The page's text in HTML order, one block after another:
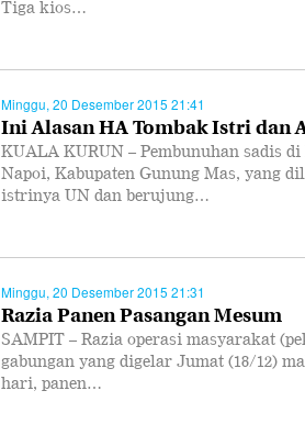
Tiga kios…
Minggu, 20 Desember 2015 21:41
Ini Alasan HA Tombak Istri dan
KUALA KURUN – Pembunuhan sadis
Napoi, Kabupaten Gunung Mas, yang
istrinya UN dan berujung…
Minggu, 20 Desember 2015 21:31
Razia Panen Pasangan Mesum
SAMPIT – Razia operasi masyarakat
gabungan yang digelar Jumat (18/12)
hari, panen…